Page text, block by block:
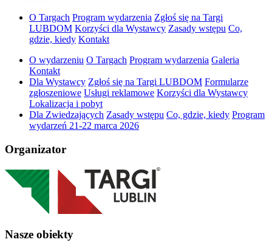
O Targach Program wydarzenia Zgłoś się na Targi
LUBDOM Korzyści dla Wystawcy Zasady wstępu Co,
gdzie, kiedy Kontakt
O wydarzeniu O Targach Program wydarzenia Galeria
Kontakt
Dla Wystawcy Zgłoś się na Targi LUBDOM Formularze
zgłoszeniowe Usługi reklamowe Korzyści dla Wystawcy
Lokalizacja i pobyt
Dla Zwiedzających Zasady wstępu Co, gdzie, kiedy Program
wydarzeń 21-22 marca 2026
Organizator
Nasze obiekty